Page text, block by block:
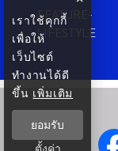
FEATURE-
LIFESTYLE
เราใช้คุกกี้
เพื่อให้
เว็บไซต์
ทำงานได้ดี
ขึ้น เพิ่มเติม
ยอมรับ